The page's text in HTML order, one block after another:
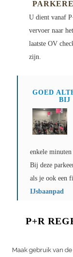
U dient vanaf
vervoer naar
laatste OV
zijn.
GOED
BIJ
enkele
Bij deze
als je ook een
IJsbaanpad
P+R
Maak gebruik van